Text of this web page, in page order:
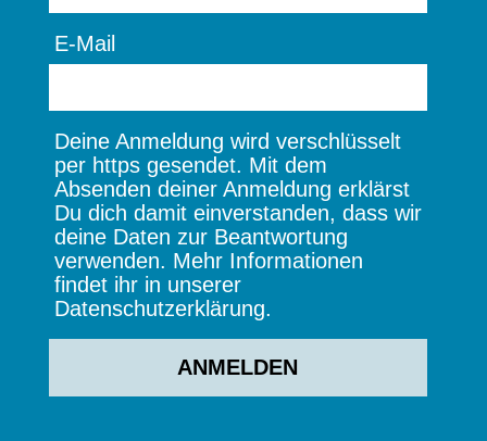
E-Mail
Deine Anmeldung wird verschlüsselt
per https gesendet. Mit dem
Absenden deiner Anmeldung erklärst
Du dich damit einverstanden, dass wir
deine Daten zur Beantwortung
verwenden. Mehr Informationen
findet ihr in unserer
Datenschutzerklärung.